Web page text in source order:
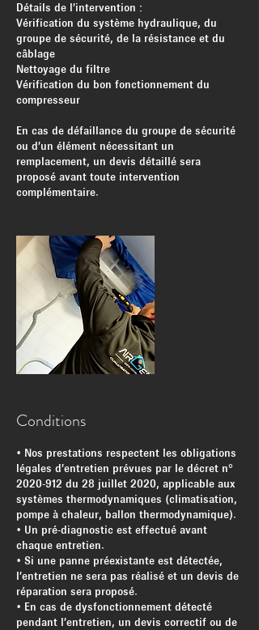
Détails de l’intervention :
Vérification du système hydraulique, du
groupe de sécurité, de la résistance et du
câblage
Nettoyage du filtre
Vérification du bon fonctionnement du
compresseur
En cas de défaillance du groupe de sécurité
ou d’un élément nécessitant un
remplacement, un devis détaillé sera
proposé avant toute intervention
complémentaire.
Conditions
• Nos prestations respectent les obligations
légales d’entretien prévues par le décret n°
2020-912 du 28 juillet 2020, applicable aux
systèmes thermodynamiques (climatisation,
pompe à chaleur, ballon thermodynamique).
• Un pré-diagnostic est effectué avant
chaque entretien.
• Si une panne préexistante est détectée,
l’entretien ne sera pas réalisé et un devis de
réparation sera proposé.
• En cas de dysfonctionnement détecté
pendant l’entretien, un devis correctif ou de